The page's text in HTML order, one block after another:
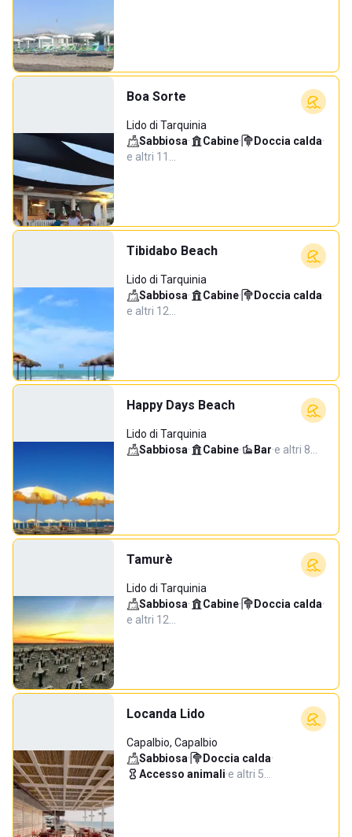
Boa Sorte
Lido di Tarquinia
Sabbiosa· Cabine· Doccia calda·
e altri 11…
Tibidabo Beach
Lido di Tarquinia
Sabbiosa· Cabine· Doccia calda·
e altri 12…
Happy Days Beach
Lido di Tarquinia
Sabbiosa· Cabine· Bar·e altri 8…
Tamurè
Lido di Tarquinia
Sabbiosa· Cabine· Doccia calda·
e altri 12…
Locanda Lido
Capalbio, Capalbio
Sabbiosa· Doccia calda·
Accesso animali·e altri 5…